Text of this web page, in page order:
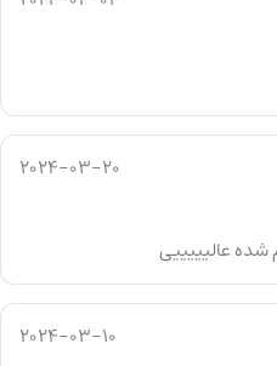
2024-03-20
شده عالیییییی
2024-03-10